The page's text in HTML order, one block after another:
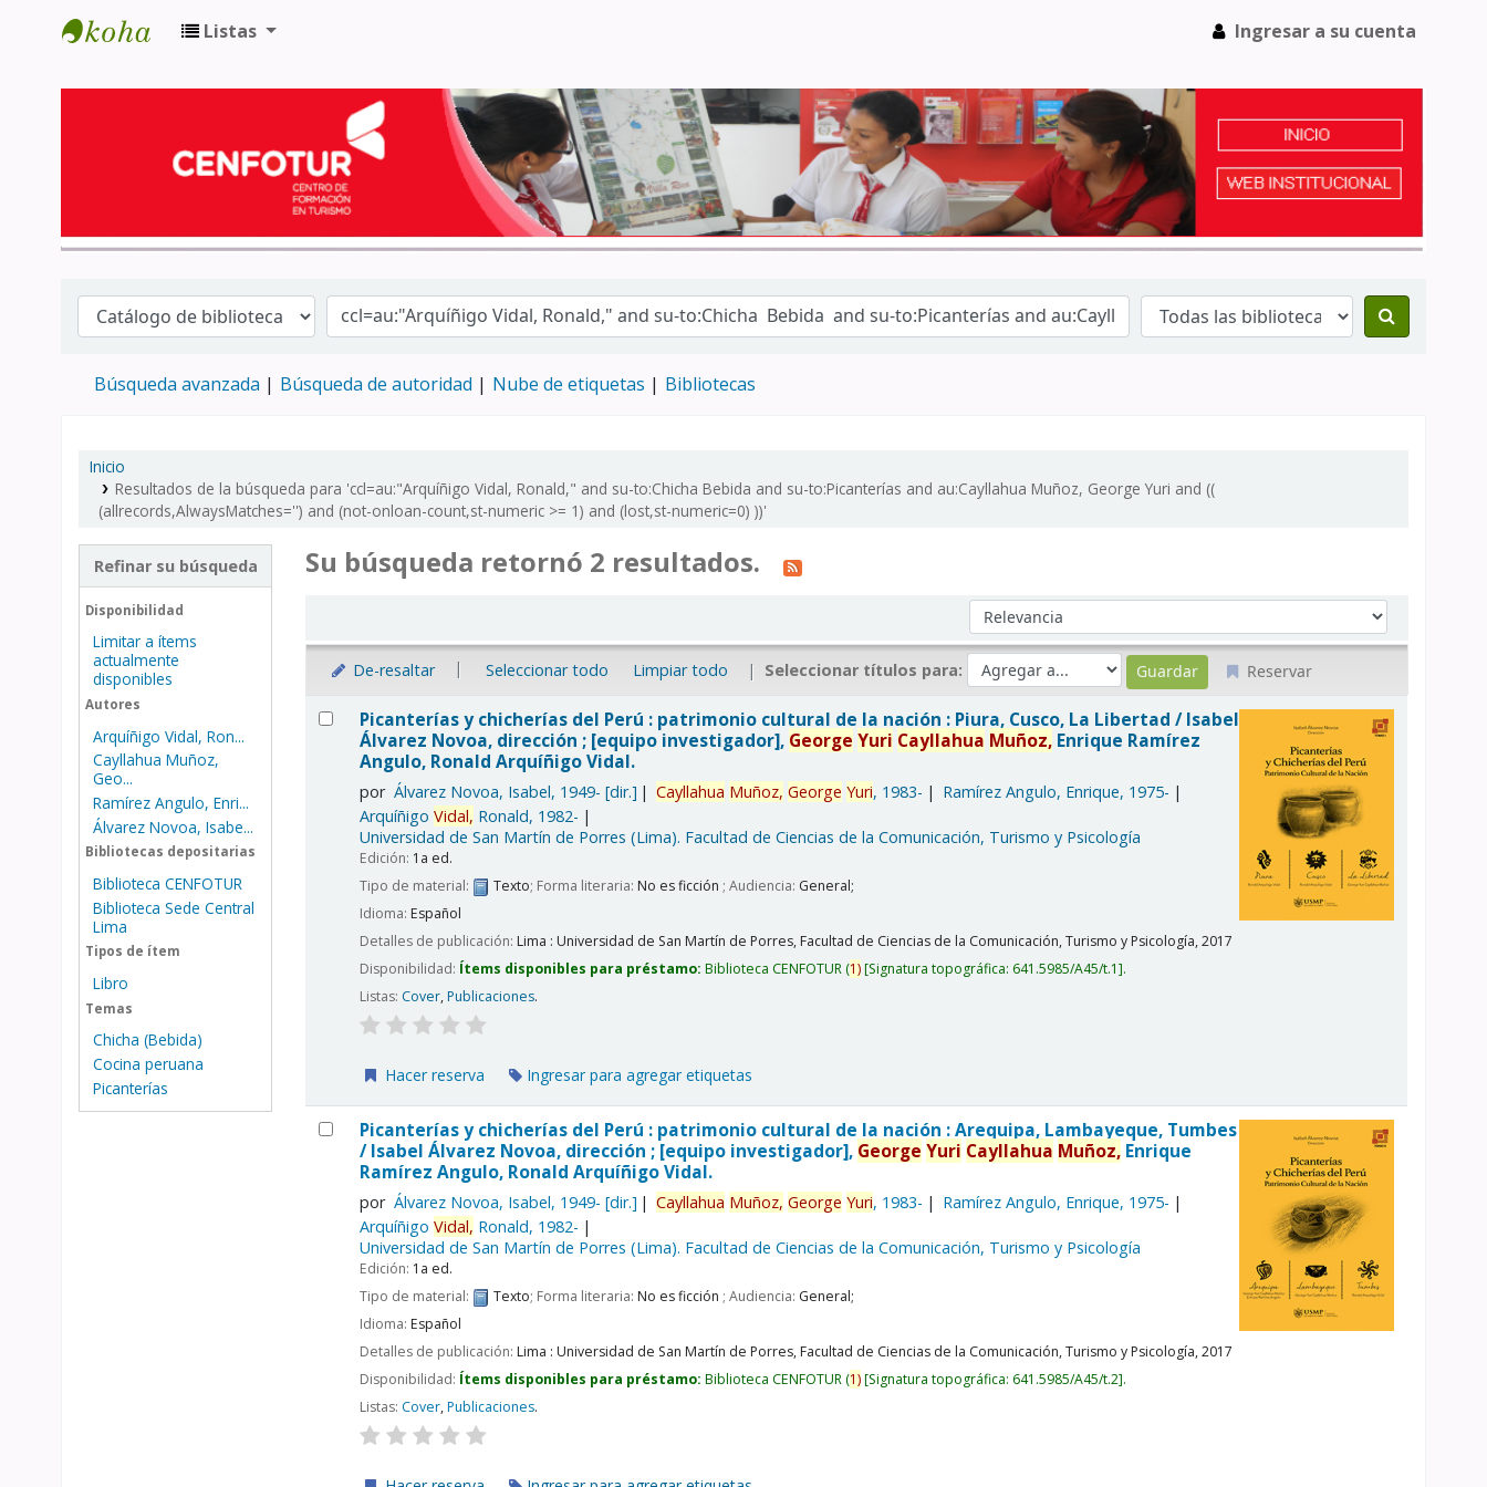
Listas Ingresar a su cuenta
Búsqueda avanzada Búsqueda de autoridad Nube de etiquetas Bibliotecas
Inicio
Resultados de la búsqueda para 'ccl=au:"Arquíñigo Vidal, Ronald," and su-to:Chicha Bebida and su-to:Picanterías and au:Cayllahua Muñoz, George Yuri and ((
(allrecords,AlwaysMatches='') and (not-onloan-count,st-numeric >= 1) and (lost,st-numeric=0) ))'
Refinar su búsqueda
Disponibilidad
Limitar a ítems
actualmente
disponibles
Autores
Arquíñigo Vidal, Ron...
Cayllahua Muñoz,
Geo...
Ramírez Angulo, Enri...
Álvarez Novoa, Isabe...
Bibliotecas depositarias
Biblioteca CENFOTUR
Biblioteca Sede Central
Lima
Tipos de ítem
Libro
Temas
Chicha (Bebida)
Cocina peruana
Picanterías
Su búsqueda retornó 2 resultados.
Ordenar por:
De-resaltar Seleccionar todo Limpiar todo Seleccionar títulos para: Reservar
Resultados
Picanterías y chicherías del Perú : patrimonio cultural de la nación : Piura, Cusco, La Libertad /Isabel
Álvarez Novoa, dirección ; [equipo investigador], George Yuri Cayllahua Muñoz, Enrique Ramírez
Angulo, Ronald Arquíñigo Vidal.
por Álvarez Novoa, Isabel, 1949- [dir.] Cayllahua Muñoz, George Yuri, 1983- Ramírez Angulo, Enrique, 1975-
ArquíñigoVidal, Ronald, 1982-
Universidad de San Martín de Porres (Lima). Facultad de Ciencias de la Comunicación, Turismo y Psicología
Edición: 1a ed.
Tipo de material:
Texto; Forma literaria:No es ficción ; Audiencia: General;
Idioma:Español
Detalles de publicación:Lima : Universidad de San Martín de Porres, Facultad de Ciencias de la Comunicación, Turismo y Psicología,2017
Disponibilidad: Ítems disponibles para préstamo:Biblioteca CENFOTUR (1) Signatura topográfica: 641.5985/A45/t.1 .
Listas: Cover,Publicaciones.
Hacer reserva Ingresar para agregar etiquetas
Picanterías y chicherías del Perú : patrimonio cultural de la nación : Arequipa, Lambayeque, Tumbes
/Isabel Álvarez Novoa, dirección ; [equipo investigador], George Yuri Cayllahua Muñoz, Enrique
Ramírez Angulo, Ronald Arquíñigo Vidal.
por Álvarez Novoa, Isabel, 1949- [dir.] Cayllahua Muñoz, George Yuri, 1983- Ramírez Angulo, Enrique, 1975-
ArquíñigoVidal, Ronald, 1982-
Universidad de San Martín de Porres (Lima). Facultad de Ciencias de la Comunicación, Turismo y Psicología
Edición: 1a ed.
Tipo de material:
Texto; Forma literaria:No es ficción ; Audiencia: General;
Idioma:Español
Detalles de publicación:Lima : Universidad de San Martín de Porres, Facultad de Ciencias de la Comunicación, Turismo y Psicología,2017
Disponibilidad: Ítems disponibles para préstamo:Biblioteca CENFOTUR (1) Signatura topográfica: 641.5985/A45/t.2 .
Listas: Cover,Publicaciones.